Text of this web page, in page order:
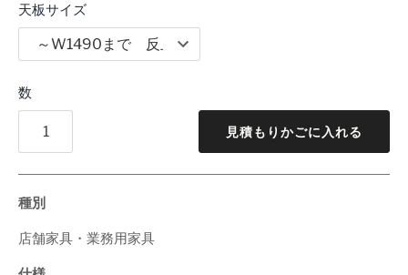
天板サイズ
数
見積もりかごに入れる
種別
店舗家具・業務用家具